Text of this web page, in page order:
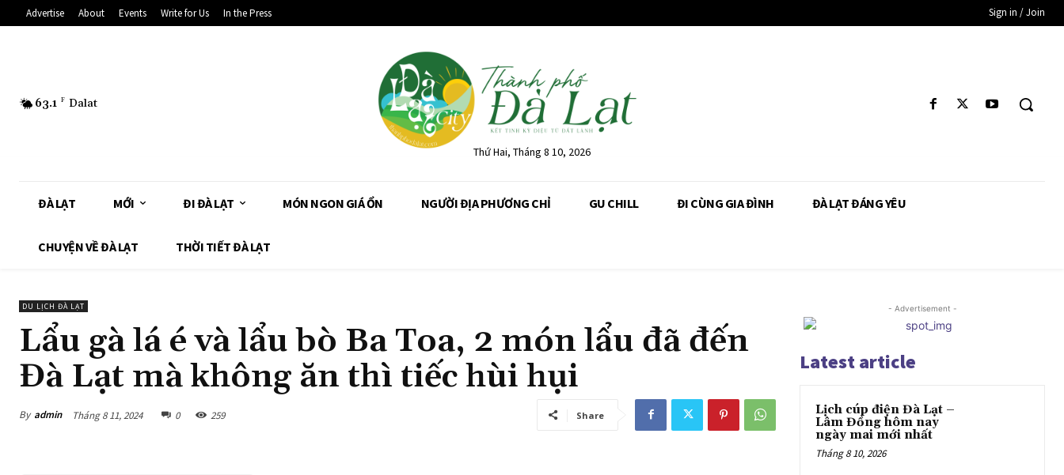
Advertise About Events Write for Us In the Press Sign in / Join
63.1 F Dalat
Thứ Hai, Tháng 8 10, 2026
ĐÀ LẠT MỚI ĐI ĐÀ LẠT MÓN NGON GIÁ ỔN NGƯỜI ĐỊA PHƯƠNG CHỈ GU CHILL ĐI CÙNG GIA ĐÌNH ĐÀ LẠT ĐÁNG YÊU
CHUYỆN VỀ ĐÀ LẠT THỜI TIẾT ĐÀ LẠT
DU LỊCH ĐÀ LẠT
Lẩu gà lá é và lẩu bò Ba Toa, 2 món lẩu đã đến
Đà Lạt mà không ăn thì tiếc hùi hụi
By admin Tháng 8 11, 2024 0 259 Share
- Advertisement -
Latest article
Lịch cúp điện Đà Lạt –
Lâm Đồng hôm nay
ngày mai mới nhất
Tháng 8 10, 2026